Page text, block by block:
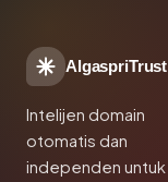
AlgaspriTrust
Intelijen domain
otomatis dan
independen untuk